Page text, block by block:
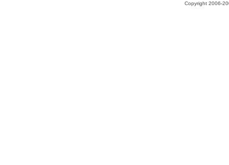
Copyright 2006-